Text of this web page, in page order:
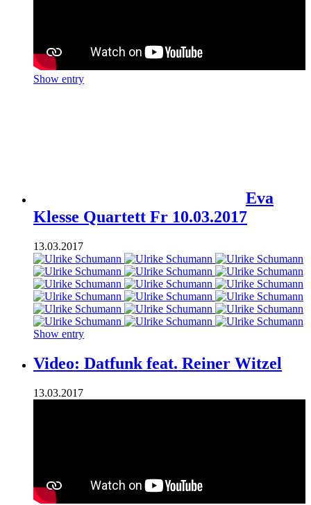
Show entry
Eva
Klesse Quartett Fr 10.03.2017
13.03.2017
Show entry
Video: Datfunk feat. Reiner Witzel
13.03.2017